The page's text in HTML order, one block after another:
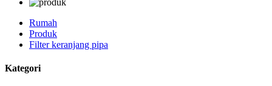
Rumah
Produk
Filter keranjang pipa
Kategori